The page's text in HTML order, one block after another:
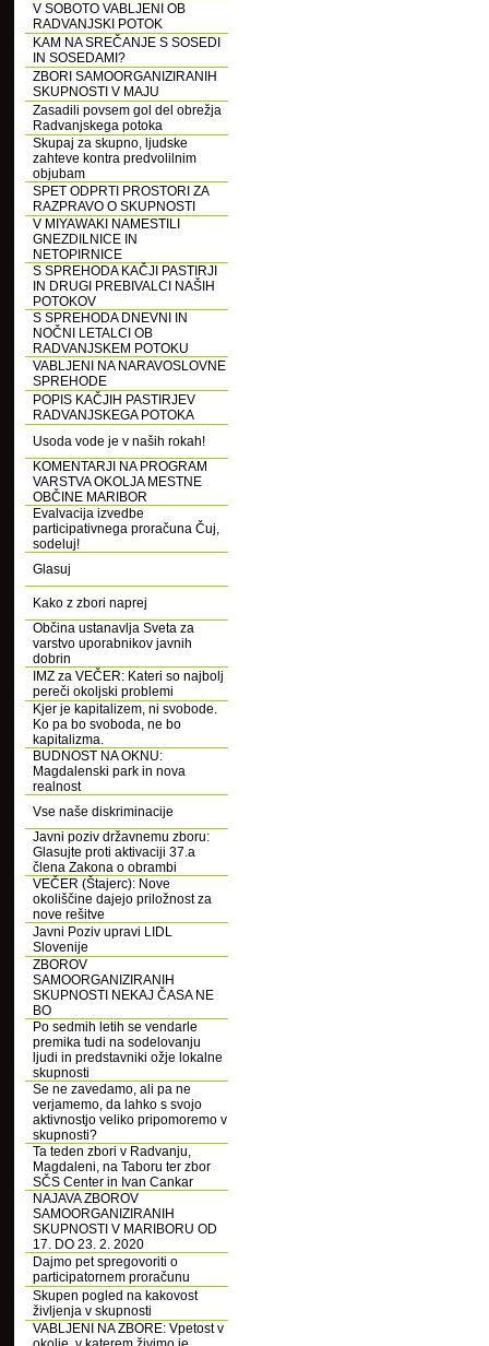
V SOBOTO VABLJENI OB
RADVANJSKI POTOK
KAM NA SREČANJE S SOSEDI
IN SOSEDAMI?
ZBORI SAMOORGANIZIRANIH
SKUPNOSTI V MAJU
Zasadili povsem gol del obrežja
Radvanjskega potoka
Skupaj za skupno, ljudske
zahteve kontra predvolilnim
objubam
SPET ODPRTI PROSTORI ZA
RAZPRAVO O SKUPNOSTI
V MIYAWAKI NAMESTILI
GNEZDILNICE IN
NETOPIRNICE
S SPREHODA KAČJI PASTIRJI
IN DRUGI PREBIVALCI NAŠIH
POTOKOV
S SPREHODA DNEVNI IN
NOČNI LETALCI OB
RADVANJSKEM POTOKU
VABLJENI NA NARAVOSLOVNE
SPREHODE
POPIS KAČJIH PASTIRJEV
RADVANJSKEGA POTOKA
Usoda vode je v naših rokah!
KOMENTARJI NA PROGRAM
VARSTVA OKOLJA MESTNE
OBČINE MARIBOR
Evalvacija izvedbe
participativnega proračuna Čuj,
sodeluj!
Glasuj
Kako z zbori naprej
Občina ustanavlja Sveta za
varstvo uporabnikov javnih
dobrin
IMZ za VEČER: Kateri so najbolj
pereči okoljski problemi
Kjer je kapitalizem, ni svobode.
Ko pa bo svoboda, ne bo
kapitalizma.
BUDNOST NA OKNU:
Magdalenski park in nova
realnost
Vse naše diskriminacije
Javni poziv državnemu zboru:
Glasujte proti aktivaciji 37.a
člena Zakona o obrambi
VEČER (Štajerc): Nove
okoliščine dajejo priložnost za
nove rešitve
Javni Poziv upravi LIDL
Slovenije
ZBOROV
SAMOORGANIZIRANIH
SKUPNOSTI NEKAJ ČASA NE
BO
Po sedmih letih se vendarle
premika tudi na sodelovanju
ljudi in predstavniki ožje lokalne
skupnosti
Se ne zavedamo, ali pa ne
verjamemo, da lahko s svojo
aktivnostjo veliko pripomoremo v
skupnosti?
Ta teden zbori v Radvanju,
Magdaleni, na Taboru ter zbor
SČS Center in Ivan Cankar
NAJAVA ZBOROV
SAMOORGANIZIRANIH
SKUPNOSTI V MARIBORU OD
17. DO 23. 2. 2020
Dajmo pet spregovoriti o
participatornem proračunu
Skupen pogled na kakovost
življenja v skupnosti
VABLJENI NA ZBORE: Vpetost v